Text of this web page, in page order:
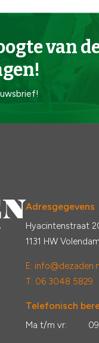
van
Adresgegevens
Hyacintenstraat
1131 HW Volendam
E:
T: 06 3048 5829
Telefonisch
Ma t/m vr: